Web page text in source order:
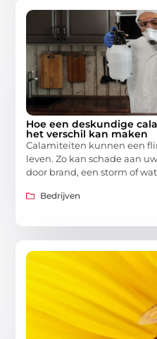
Hoe een deskundige
het verschil kan maken
Calamiteiten kunnen een
leven. Zo kan schade aan
door brand, een storm of
Bedrijven